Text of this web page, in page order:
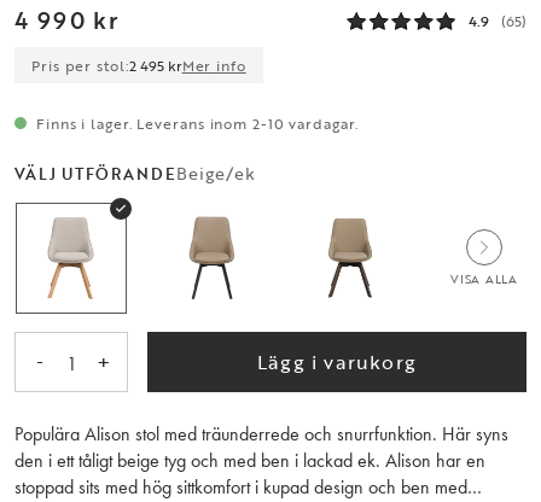
4 990 kr 4.9 (65)
Pris per stol:2 495 krMer info
Finns i lager. Leverans inom 2-10 vardagar.
VÄLJ UTFÖRANDEBeige/ek
VISA ALLA
- 1 + Lägg i varukorg
Populära Alison stol med träunderrede och snurrfunktion. Här syns
den i ett tåligt beige tyg och med ben i lackad ek. Alison har en
stoppad sits med hög sittkomfort i kupad design och ben med